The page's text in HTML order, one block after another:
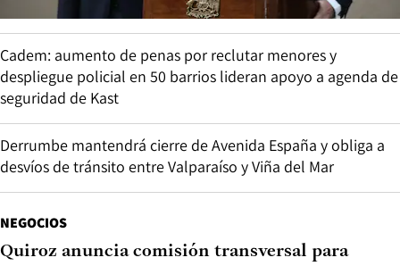
Cadem: aumento de penas por reclutar menores y
despliegue policial en 50 barrios lideran apoyo a agenda de
seguridad de Kast
Derrumbe mantendrá cierre de Avenida España y obliga a
desvíos de tránsito entre Valparaíso y Viña del Mar
NEGOCIOS
Quiroz anuncia comisión transversal para